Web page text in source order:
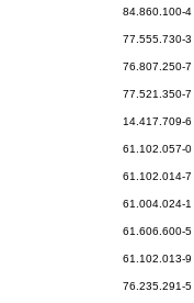
84.860.100-4
77.555.730-3
76.807.250-7
77.521.350-7
14.417.709-6
61.102.057-0
61.102.014-7
61.004.024-1
61.606.600-5
61.102.013-9
76.235.291-5